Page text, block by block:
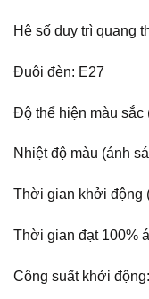
Hệ số duy trì quang
Đuôi đèn: E27
Độ thể hiện màu sắc
Nhiệt độ màu (ánh
Thời gian khởi động
Thời gian đạt 100%
Công suất khởi